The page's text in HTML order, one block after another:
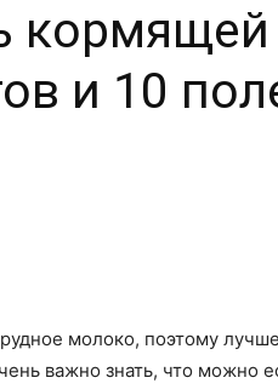
и 10
молоко, поэтому
важно знать, что можно